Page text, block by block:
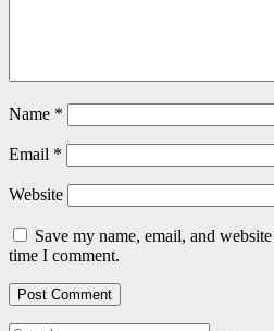
Name *
Email *
Website
Save my name, email, and
time I comment.